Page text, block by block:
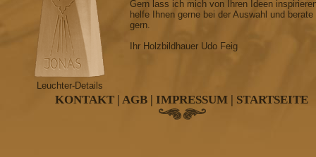
Leuchter-Details
Gern lass ich mich von Ihren Ideen
helfe Ihnen gerne bei der Auswahl und berate
gern.
Ihr Holzbildhauer Udo Feig
KONTAKT | AGB | IMPRESSUM | STARTSEITE